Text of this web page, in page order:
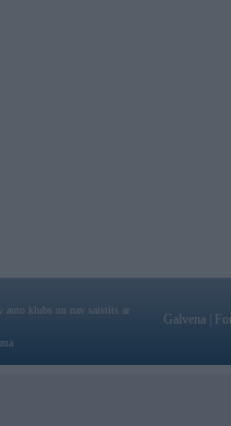
auto klubs un nav saistīts ar
Galvena